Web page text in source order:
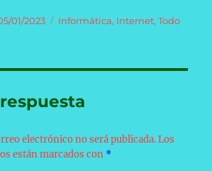
01/2023 Categorías
Informática, Internet,Todo
electrónico no será publicada. Los
están marcados con *